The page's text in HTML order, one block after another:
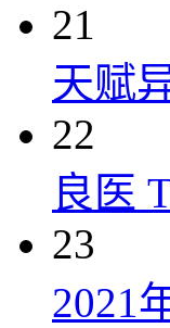
21
天赋
22
良医
23
2021